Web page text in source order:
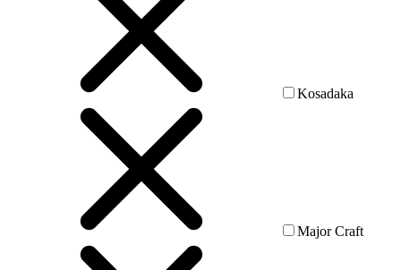
Kosadaka
Major Craft